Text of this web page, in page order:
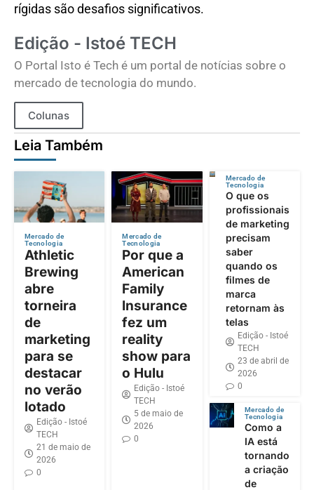
rígidas são desafios significativos.
Edição - Istoé TECH
O Portal Isto é Tech é um portal de notícias sobre o
mercado de tecnologia do mundo.
Colunas
Leia Também
Mercado de
Tecnologia
Athletic
Brewing
abre
torneira
de
marketing
para se
destacar
no verão
lotado
Edição - Istoé
TECH
21 de maio de
2026
0
Mercado de
Tecnologia
Por que a
American
Family
Insurance
fez um
reality
show para
o Hulu
Edição - Istoé
TECH
5 de maio de
2026
0
Mercado de
Tecnologia
O que os
profissionais
de marketing
precisam
saber
quando os
filmes de
marca
retornam às
telas
Edição - Istoé
TECH
23 de abril de
2026
0
Mercado de
Tecnologia
Como a
IA está
tornando
a criação
de